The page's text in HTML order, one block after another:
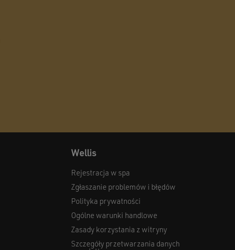
Wellis
Rejestracja w spa
Zgłaszanie problemów i błędów
Polityka prywatności
Ogólne warunki handlowe
Zasady korzystania z witryny
Szczegóły przetwarzania danych